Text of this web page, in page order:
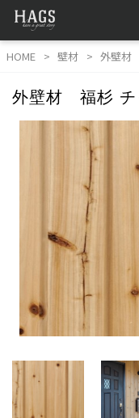
HOME 壁材 外壁材
外壁材 福杉 チ